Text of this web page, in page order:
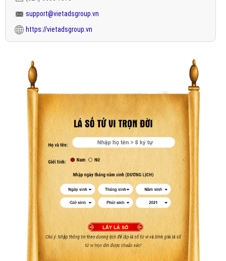
support@vietadsgroup.vn
https://vietadsgroup.vn